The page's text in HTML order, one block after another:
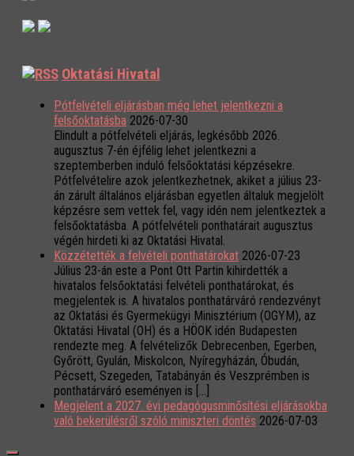
Oktatási Hivatal
Pótfelvételi eljárásban még lehet jelentkezni a
felsőoktatásba 2026-07-30
Elindult a pótfelvételi eljárás, legkésőbb 2026.
augusztus 7-én éjfélig lehet jelentkezni a
szeptemberben induló felsőoktatási képzésekre.
Pótfelvételire azok jelentkezhetnek, akiket a július 23-
án zárult általános eljárásban egyetlen általuk megjelölt
képzésre sem vettek fel, vagy idén nem jelentkeztek a
felsőoktatásba. A pótfelvételi ponthatárait augusztus
végén hirdeti ki az Oktatási Hivatal.
Közzétették a felvételi ponthatárokat 2026-07-23
Július 23-án este a Pont Ott Partin kihirdették a
hivatalos felsőoktatási felvételi ponthatárokat, és
megjelentek is. A hivatalos ponthatárváró rendezvényt
az Oktatási és Gyermekügyi Minisztérium (OGYM), az
Oktatási Hivatal (OH) és a HÖOK idén Budapesten
rendezte meg. A felvételizők Debrecenben, Egerben,
Győrött, Gyulán, Miskolcon, Nyíregyházán, Óbudán,
Pécsett, Szegeden, Tatabányán és Veszprémben is
ponthatárváró eseményen is […]
Megjelent a 2027. évi pedagógusminősítési eljárásokba
való bekerülésről szóló miniszteri döntés 2026-07-03